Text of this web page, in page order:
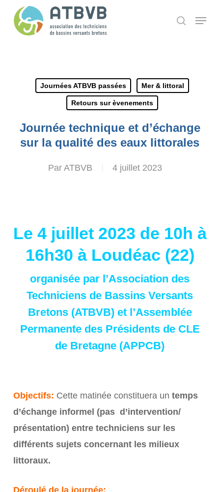
search
Menu
Journées ATBVB passées Mer & littoral
Retours sur èvenements
Journée technique et d’échange
sur la qualité des eaux littorales
Par ATBVB 4 juillet 2023
Le 4 juillet 2023 de 10h à
16h30 à Loudéac (22)
organisée par l’Association des
Techniciens de Bassins Versants
Bretons (ATBVB)et l’Assemblée
Permanente des Présidents de CLE
de Bretagne (APPCB)
Objectifs: Cette matinée constituera un temps
d’échange informel (pas d’intervention/
présentation) entre techniciens sur les
différents sujets concernant les milieux
littoraux.
Déroulé de la journée:
Panneau de gestion des cookies